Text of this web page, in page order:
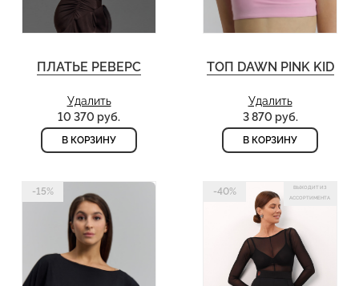
ПЛАТЬЕ РЕВЕРС
Удалить
10 370 руб.
В КОРЗИНУ
ТОП DAWN PINK KID
Удалить
3 870 руб.
В КОРЗИНУ
-15%
ВЫХОДИТ ИЗ
АССОРТИМЕНТА
-40%